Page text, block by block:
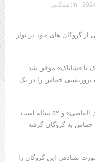
In: همگانی
از گروگان های خود در نوار
با «شاباک» موفق شد
تروریستی حماس را در یک
این گروگان یک عرب اسرائیلی بنام «فرحان القاضی» و ۵۲ ساله است
به گروگان گرفته
صورت تصادفی این گروگان را